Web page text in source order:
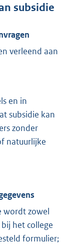
subsidie
verleend aan
en in
subsidie kan
zonder
natuurlijke
wordt zowel
het college
formulier;